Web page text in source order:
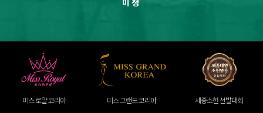
미정
미스 그랜드 코리아 세종소헌 선발대회 미시즈 코리아